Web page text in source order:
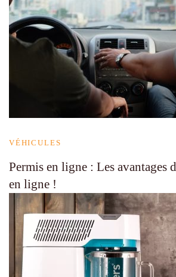
VÉHICULES
Permis en ligne : Les avantages
en ligne !